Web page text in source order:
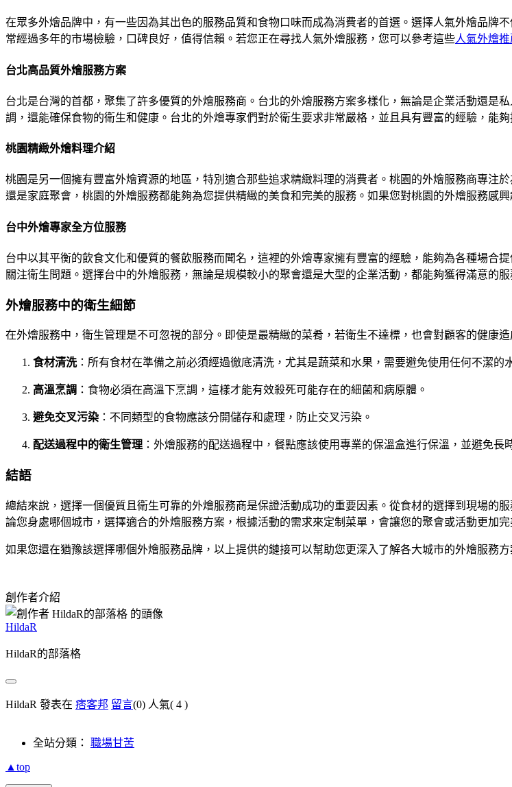
在眾多外燴品牌中，有一些因為其出色的服務品質和食物口味而成為消費者的首選。選擇人氣外燴品牌
常經過多年的市場檢驗，口碑良好，值得信賴。若您正在尋找人氣外燴服務，您可以參考這些人氣外燴
台北高品質外燴服務方案
台北是台灣的首都，聚集了許多優質的外燴服務商。台北的外燴服務方案多樣化，無論是企業活動還是
調，還能確保食物的衛生和健康。台北的外燴專家們對於衛生要求非常嚴格，並且具有豐富的經驗，能
桃園精緻外燴料理介紹
桃園是另一個擁有豐富外燴資源的地區，特別適合那些追求精緻料理的消費者。桃園的外燴服務商專注
還是家庭聚會，桃園的外燴服務都能夠為您提供精緻的美食和完美的服務。如果您對桃園的外燴服務感
台中外燴專家全方位服務
台中以其平衡的飲食文化和優質的餐飲服務而聞名，這裡的外燴專家擁有豐富的經驗，能夠為各種場合
關注衛生問題。選擇台中的外燴服務，無論是規模較小的聚會還是大型的企業活動，都能夠獲得滿意的
外燴服務中的衛生細節
在外燴服務中，衛生管理是不可忽視的部分。即使是最精緻的菜肴，若衛生不達標，也會對顧客的健康
食材清洗：所有食材在準備之前必須經過徹底清洗，尤其是蔬菜和水果，需要避免使用任何不潔的
高溫烹調 ：食物必須在高溫下烹調，這樣才能有效殺死可能存在的細菌和病原體。
避免交叉污染 ：不同類型的食物應該分開儲存和處理，防止交叉污染。
配送過程中的衛生管理 ：外燴服務的配送過程中，餐點應該使用專業的保溫盒進行保溫，並避免長
結語
總結來說，選擇一個優質且衛生可靠的外燴服務商是保證活動成功的重要因素。從食材的選擇到現場的
論您身處哪個城市，選擇適合的外燴服務方案，根據活動的需求來定制菜單，會讓您的聚會或活動更加完
如果您還在猶豫該選擇哪個外燴服務品牌，以上提供的鏈接可以幫助您更深入了解各大城市的外燴服務
創作者介紹
HildaR
HildaR的部落格
HildaR 發表在 痞客邦 留言(0) 人氣( 4 )
全站分類： 職場甘苦
▲top